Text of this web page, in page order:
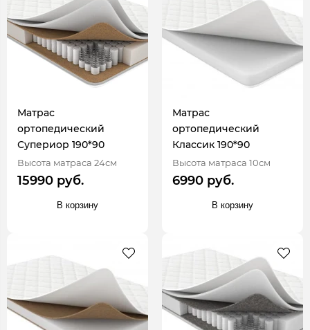
Матрас
ортопедический
Супериор 190*90
Высота матраса 24см
15990 руб.
В корзину
Матрас
ортопедический
Классик 190*90
Высота матраса 10см
6990 руб.
В корзину